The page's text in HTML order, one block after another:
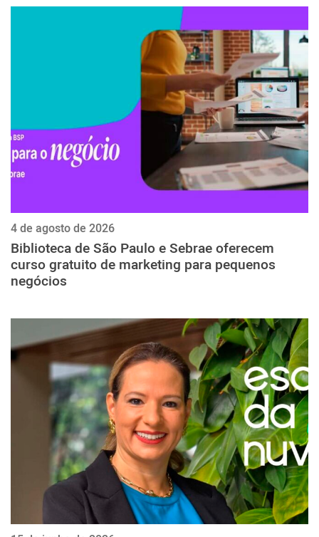
한국어
4 de agosto de 2026
Biblioteca de São Paulo e Sebrae oferecem
curso gratuito de marketing para pequenos
negócios